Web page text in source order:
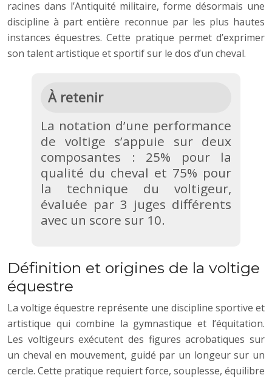
racines dans l’Antiquité militaire, forme désormais une
discipline à part entière reconnue par les plus hautes
instances équestres. Cette pratique permet d’exprimer
son talent artistique et sportif sur le dos d’un cheval.
À retenir
La notation d’une performance
de voltige s’appuie sur deux
composantes : 25% pour la
qualité du cheval et 75% pour
la technique du voltigeur,
évaluée par 3 juges différents
avec un score sur 10.
Définition et origines de la voltige
équestre
La voltige équestre représente une discipline sportive et
artistique qui combine la gymnastique et l’équitation.
Les voltigeurs exécutent des figures acrobatiques sur
un cheval en mouvement, guidé par un longeur sur un
cercle. Cette pratique requiert force, souplesse, équilibre